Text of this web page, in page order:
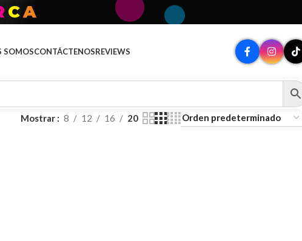
CA
SOMOSCONTÁCTENOSREVIEWS
Mostrar 8 12 16 20